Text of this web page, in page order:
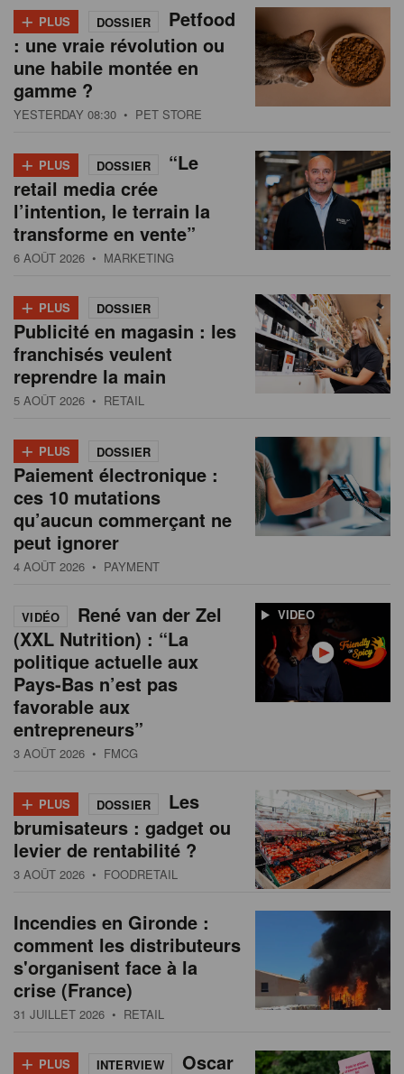
+ PLUS DOSSIER
Petfood
: une vraie révolution ou
une habile montée en
gamme ?
YESTERDAY 08:30 • PET STORE
+ PLUS DOSSIER
“Le
retail media crée
l’intention, le terrain la
transforme en vente”
6 AOÛT 2026 • MARKETING
+ PLUS DOSSIER
Publicité en magasin : les
franchisés veulent
reprendre la main
5 AOÛT 2026 • RETAIL
+ PLUS DOSSIER
Paiement électronique :
ces 10 mutations
qu’aucun commerçant ne
peut ignorer
4 AOÛT 2026 • PAYMENT
VIDEO
VIDÉO
René van der Zel
(XXL Nutrition) : “La
politique actuelle aux
Pays-Bas n’est pas
favorable aux
entrepreneurs”
3 AOÛT 2026 • FMCG
+ PLUS DOSSIER
Les
brumisateurs : gadget ou
levier de rentabilité ?
3 AOÛT 2026 • FOODRETAIL
Incendies en Gironde :
comment les distributeurs
s'organisent face à la
crise (France)
31 JUILLET 2026 • RETAIL
+ PLUS INTERVIEW Oscar